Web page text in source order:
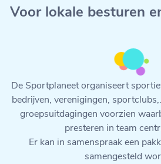
Voor lokale besturen
De Sportplaneet organiseert
bedrijven, verenigingen,
groepsuitdagingen voorzien
presteren in team
Er kan in samenspraak een
samengesteld